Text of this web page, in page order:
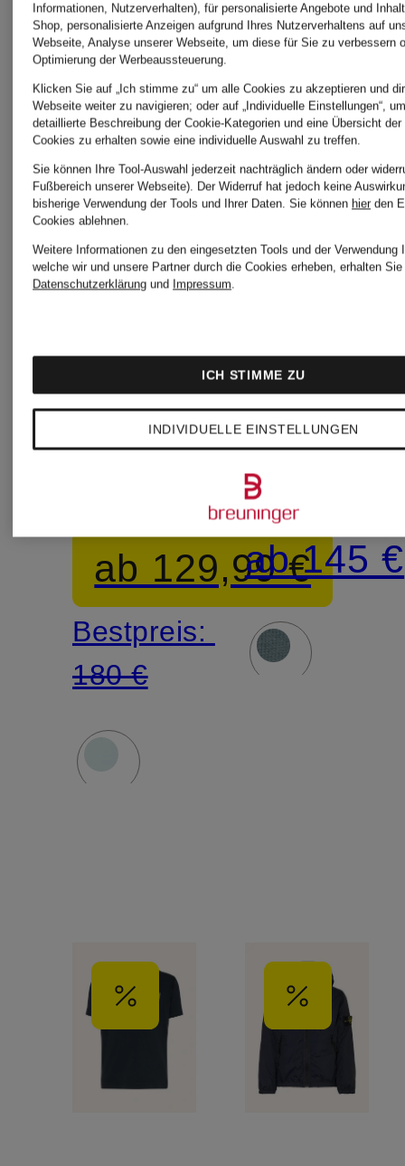
ISLAND
JUNIOR
Hoodie
ab 129,99 €
Bestpreis:
180 €
ISLAND
JUNIOR
KIDS
ab 145 €
Informationen, Nutzerverhalten), für personalisierte Angebote und
Shop, personalisierte Anzeigen aufgrund Ihres Nutzerverhaltens auf
Webseite, Analyse unserer Webseite, um diese für Sie zu verbessern
Optimierung der Werbeaussteuerung.
Klicken Sie auf „Ich stimme zu“ um alle Cookies zu akzeptieren und
Webseite weiter zu navigieren; oder auf „Individuelle Einstellungen“,
detaillierte Beschreibung der Cookie-Kategorien und eine Übersicht
Cookies zu erhalten sowie eine individuelle Auswahl zu treffen.
Sie können Ihre Tool-Auswahl jederzeit nachträglich ändern oder
Fußbereich unserer Webseite). Der Widerruf hat jedoch keine
bisherige Verwendung der Tools und Ihrer Daten. Sie können hier den
Cookies ablehnen.
Weitere Informationen zu den eingesetzten Tools und der Verwendung
welche wir und unsere Partner durch die Cookies erheben, erhalten
Datenschutzerklärung und Impressum.
INDIVIDUELLE EINSTELLUNGEN
ICH STIMME ZU